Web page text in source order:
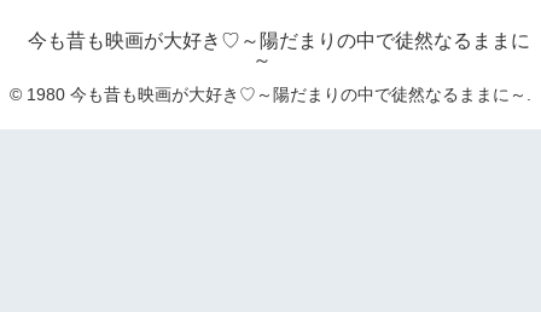
今も昔も映画が大好き♡～陽だまりの中で徒然なるままに
～
© 1980 今も昔も映画が大好き♡～陽だまりの中で徒然なるままに～.